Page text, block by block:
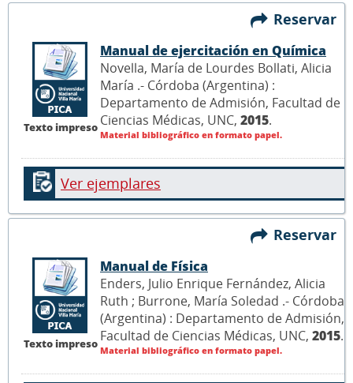
Reservar
Texto impreso
Manual de ejercitación en Química
Novella, María de Lourdes Bollati, Alicia
María .- Córdoba (Argentina) :
Departamento de Admisión, Facultad de
Ciencias Médicas, UNC, 2015.
Material bibliográfico en formato papel.
Ver ejemplares
Reservar
Texto impreso
Manual de Física
Enders, Julio Enrique Fernández, Alicia
Ruth ; Burrone, María Soledad .- Córdoba
(Argentina) : Departamento de Admisión,
Facultad de Ciencias Médicas, UNC, 2015.
Material bibliográfico en formato papel.